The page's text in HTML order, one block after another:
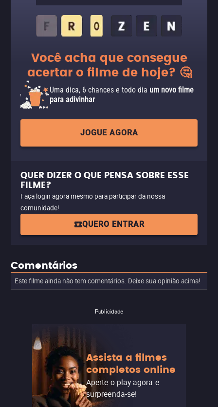
Você acha que consegue
acertar o filme de hoje? 🤔
Uma dica, 6 chances e todo dia um novo filme
para adivinhar
JOGUE AGORA
QUER DIZER O QUE PENSA SOBRE ESSE
FILME?
Faça login agora mesmo para participar da nossa
comunidade!
QUERO ENTRAR
Comentários
Este filme ainda não tem comentários. Deixe sua opinião acima!
Publicidade
Assista a filmes
completos online
Aperte o play agora e
surpreenda-se!